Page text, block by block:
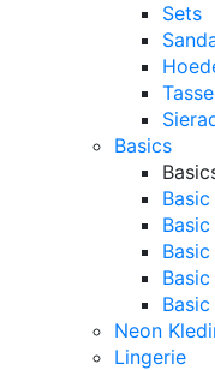
Sets
Basics
Neon
Lingerie